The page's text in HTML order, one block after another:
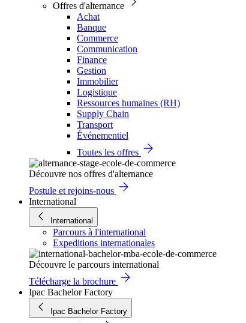
Offres d'alternance
Achat
Banque
Commerce
Communication
Finance
Gestion
Immobilier
Logistique
Ressources humaines (RH)
Supply Chain
Transport
Événementiel
Toutes les offres
Découvre nos offres d'alternance
Postule et rejoins-nous
International
International
Parcours à l'international
Expeditions internationales
Découvre le parcours international
Télécharge la brochure
Ipac Bachelor Factory
Ipac Bachelor Factory